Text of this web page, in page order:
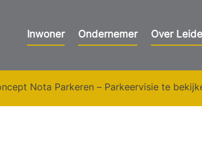
Inwoner Ondernemer Over
Nota Parkeren – Parkeervisie te